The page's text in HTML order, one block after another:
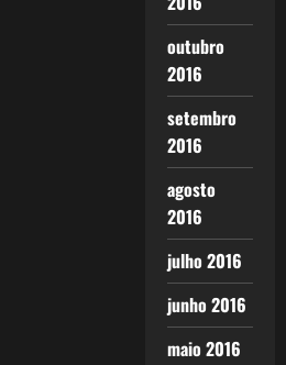
outubro
2016
setembro
2016
agosto
2016
julho 2016
junho 2016
maio 2016